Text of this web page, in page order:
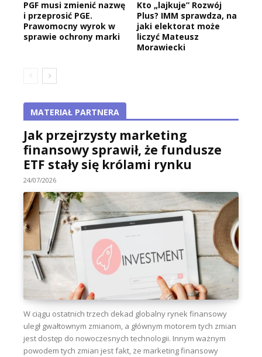
PGF musi zmienić nazwę
i przeprosić PGE.
Prawomocny wyrok w
sprawie ochrony marki
Kto „lajkuje” Rozwój
Plus? IMM sprawdza, na
jaki elektorat może
liczyć Mateusz
Morawiecki
MATERIAŁ PARTNERA
Jak przejrzysty marketing
finansowy sprawił, że fundusze
ETF stały się królami rynku
24/07/2026
W ciągu ostatnich trzech dekad globalny rynek finansowy
uległ gwałtownym zmianom, a głównym motorem tych zmian
jest dostęp do nowoczesnych technologii. Innym ważnym
powodem tych zmian jest fakt, że marketing finansowy